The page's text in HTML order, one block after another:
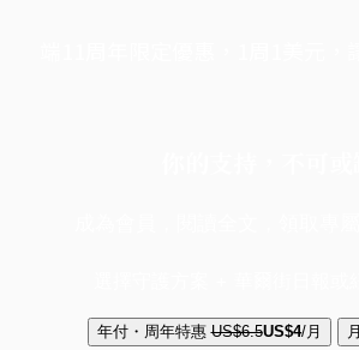
年付・周年特惠 US$6.5US$4/月